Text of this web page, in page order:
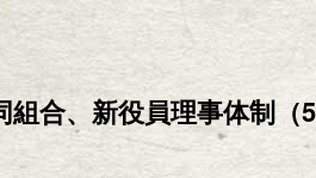
合、新役員理事体制（5